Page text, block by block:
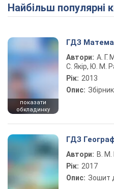
Найбільш популярні
показати
обкладинку
ГДЗ
Автори: А. Г.
С. Якір, Ю. М.
Рік: 2013
Опис:
ГДЗ
Автори: В. М.
Рік: 2017
Опис: Зошит